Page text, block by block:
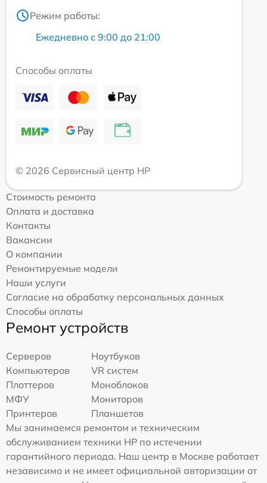
Режим работы:
Ежедневно с 9:00 до 21:00
Способы оплаты
© 2026 Сервисный центр HP
Стоимость ремонта
Оплата и доставка
Контакты
Вакансии
О компании
Ремонтируемые модели
Наши услуги
Согласие на обработку персональных данных
Способы оплаты
Ремонт устройств
Серверов
Ноутбуков
Компьютеров
VR систем
Плоттеров
Моноблоков
МФУ
Мониторов
Принтеров
Планшетов
Мы занимаемся ремонтом и техническим
обслуживанием техники HP по истечении
гарантийного периода. Наш центр в Москве работает
независимо и не имеет официальной авторизации от